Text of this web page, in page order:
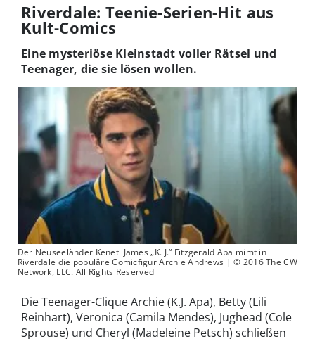
Riverdale: Teenie-Serien-Hit aus
Kult-Comics
Eine mysteriöse Kleinstadt voller Rätsel und
Teenager, die sie lösen wollen.
Der Neuseeländer Keneti James „K. J.“ Fitzgerald Apa mimt in
Riverdale die populäre Comicfigur Archie Andrews | © 2016 The CW
Network, LLC. All Rights Reserved
Die Teenager-Clique Archie (K.J. Apa), Betty (Lili
Reinhart), Veronica (Camila Mendes), Jughead (Cole
Sprouse) und Cheryl (Madeleine Petsch) schließen